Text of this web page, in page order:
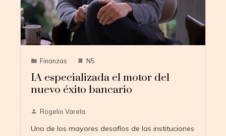
Finanzas N5
IA especializada el motor del
nuevo éxito bancario
Rogelio Varela
Uno de los mayores desafíos de las instituciones